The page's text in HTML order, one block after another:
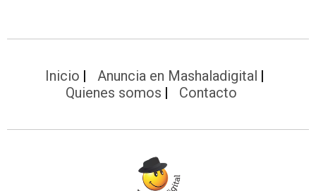
Inicio
Anuncia en Mashaladigital
Quienes somos
Contacto